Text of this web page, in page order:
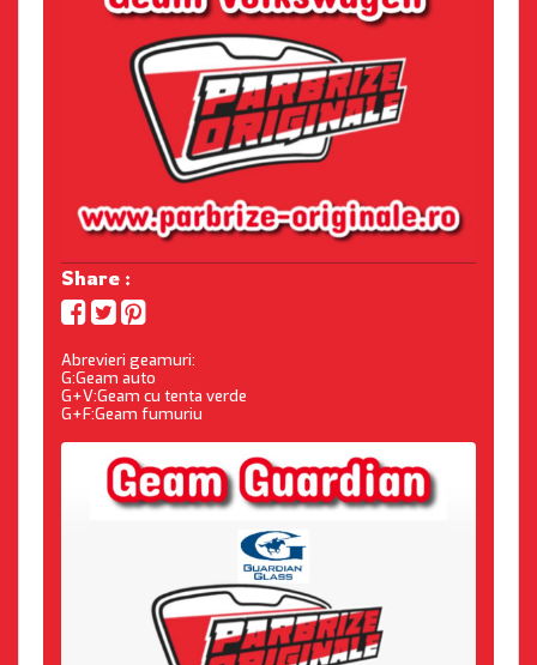
Share :
Abrevieri geamuri:
G:Geam auto
G+V:Geam cu tenta verde
G+F:Geam fumuriu